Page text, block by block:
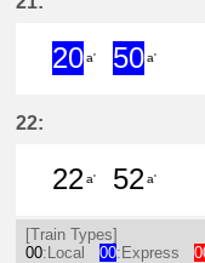
20a'
50a'
22:
22a'
52a'
[Train Types]
00:Local 00:Express